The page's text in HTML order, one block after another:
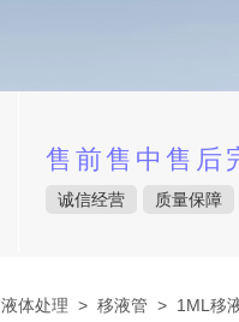
售前售中售后
诚信经营 质量保障
液体处理 > 移液管 > 1ML移